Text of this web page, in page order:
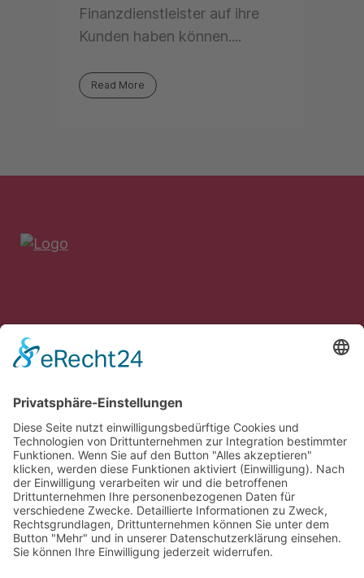
Finanzdienstleister auf ihre
Kunden haben können....
Read More
Co. KG
85609 Aschheim/München
Tel.: 089 – 99 90 97 90
Fax: 089 – 99 90 97 99
E‑Mail:info@bankon.de
So finden Sie zu uns:
Google Maps